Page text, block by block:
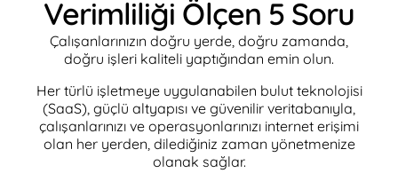
Verimliliği Ölçen 5 Soru
Çalışanlarınızın doğru yerde, doğru zamanda,
doğru işleri kaliteli yaptığından emin olun.
Her türlü işletmeye uygulanabilen bulut teknolojisi
(SaaS), güçlü altyapısı ve güvenilir veritabanıyla,
çalışanlarınızı ve operasyonlarınızı internet erişimi
olan her yerden, dilediğiniz zaman yönetmenize
olanak sağlar.